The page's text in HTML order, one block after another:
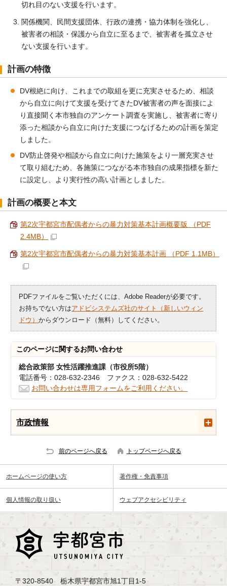
切れ目のない支援を行います。
関係機関、民間支援団体、行政の連携・協力体制を強化し、
被害者の相談・保護から自立に至るまで、被害者を孤立させ
ない支援を行います。
計画の特徴
DV根絶に向け、これまでの取組を更に充実させるため、相談
から自立に向けて支援を受けてきたDV被害者の声を面接によ
り直接聞く本市独自のアンケート調査を実施し、被害者に寄り
添った相談から自立に向けた支援につなげるための計画を策定
しました。
DV防止啓発や相談から自立に向けた施策をより一層充実させ
て取り組むため、各施策につながる本市独自の成果指標を新た
に設定し、より実行性の高い計画としました。
計画の概要と本文
第2次宇都宮市配偶者からの暴力対策基本計画概要版 （PDF
2.4MB）
第2次宇都宮市配偶者からの暴力対策基本計画 （PDF 1.1MB）
PDFファイルをご覧いただくには、Adobe Readerが必要です。
お持ちでない方はアドビシステムズ社のサイト（新しいウィン
ドウ）からダウンロード（無料）してください。
このページに関するお問い合わせ
総合政策部 女性活躍推進課（市役所5階）
電話番号：028-632-2346 ファクス：028-632-5422
お問い合わせは専用フォームをご利用ください。
市政情報
前のページへ戻る トップページへ戻る
ホームページの使い方 著作権・免責事項
個人情報の取り扱い ウェブアクセシビリティ
〒320-8540 栃木県宇都宮市旭1丁目1-5